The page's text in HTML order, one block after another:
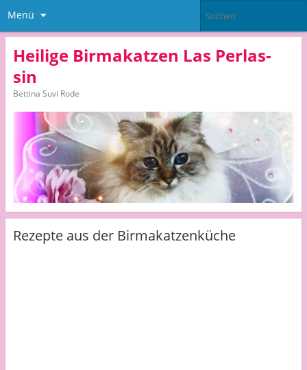
Menü
Heilige Birmakatzen Las Perlas-
sin
Bettina Suvi Rode
Rezepte aus der Birmakatzenküche